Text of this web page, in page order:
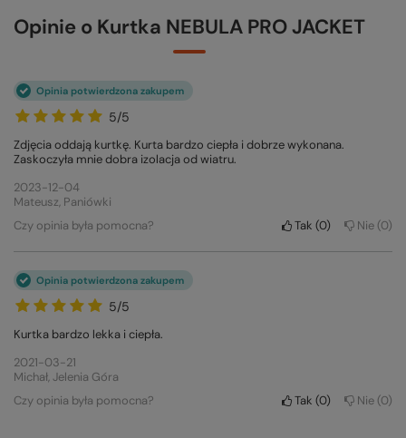
Opinie o Kurtka NEBULA PRO JACKET
5/5
Opinia potwierdzona zakupem
Zdjęcia oddają kurtkę. Kurta bardzo ciepła i dobrze wykonana.
Zaskoczyła mnie dobra izolacja od wiatru.
2023-12-04
Mateusz, Paniówki
Czy opinia była pomocna?
Tak 0 Nie 0
5/5
Opinia potwierdzona zakupem
Kurtka bardzo lekka i ciepła.
2021-03-21
Michał, Jelenia Góra
Czy opinia była pomocna?
Tak 0 Nie 0